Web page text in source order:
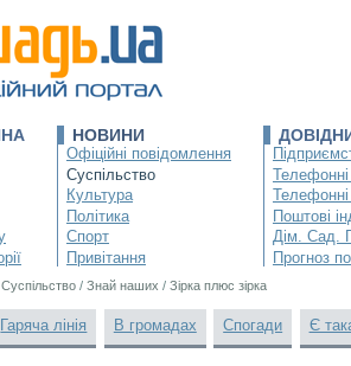
НОВИНИ
Офіційні повідомлення
Суспільство
Культура
Політика
Спорт
Привітання
Телефонні
Поштові
Дім. Сад.
Прогноз
Суспільство / Знай наших / Зірка плюс зірка
Гаряча лінія В громадах Спогади Є